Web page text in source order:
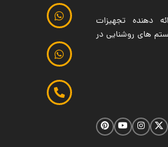
دهنده تجهیزات
های روشنایی در